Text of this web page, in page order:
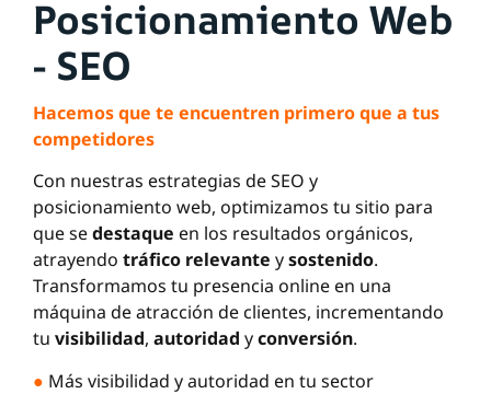
Posicionamiento Web
- SEO
Hacemos que te encuentren primero que a tus
competidores
Con nuestras estrategias de SEO y
posicionamiento web, optimizamos tu sitio para
que sedestaque en los resultados orgánicos,
atrayendo tráfico relevante ysostenido.
Transformamos tu presencia online en una
máquina de atracción de clientes, incrementando
tu visibilidad, autoridad yconversión.
● Más visibilidad y autoridad en tu sector